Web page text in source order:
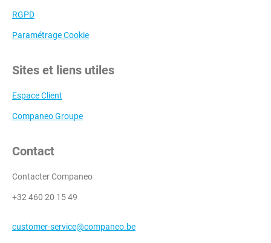
RGPD
Paramétrage Cookie
Sites et liens utiles
Espace Client
Companeo Groupe
Contact
Contacter Companeo
+32 460 20 15 49
customer-service@companeo.be